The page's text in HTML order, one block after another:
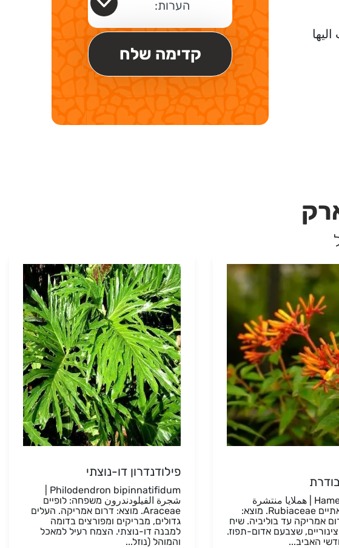
Hamelia patens | هملايا منتشرة
משפחה: פואתיים Rubiaceae. מוצא:
אמריקה עד בוליביה. שיח
שצבעם אדום-תפוז.
האביב...
פילודנדרון דו-נוצתי
شجرة الفيلودندرون משפחה: לופיים
Araceae. מוצא: דרום אמריקה. העלים
גדולים, מבריקים ומפורצים בדומה
למבנה דו-נוצתי. הצמח רעיל למאכל
והמוהל (נוזל...